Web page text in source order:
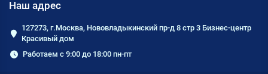
Наш адрес
127273, г.Москва, Нововладыкинский пр-д 8 стр 3 Бизнес-центр
Красивый дом
Работаем с 9:00 до 18:00 пн-пт